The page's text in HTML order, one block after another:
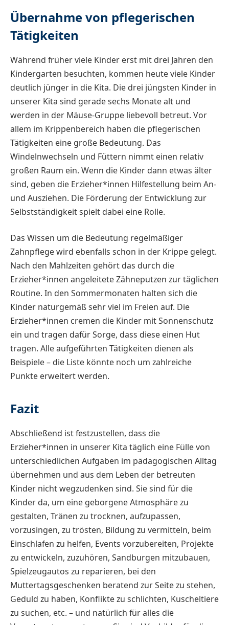
Übernahme von pflegerischen
Tätigkeiten
Während früher viele Kinder erst mit drei Jahren den
Kindergarten besuchten, kommen heute viele Kinder
deutlich jünger in die Kita. Die drei jüngsten Kinder in
unserer Kita sind gerade sechs Monate alt und
werden in der Mäuse-Gruppe liebevoll betreut. Vor
allem im Krippenbereich haben die pflegerischen
Tätigkeiten eine große Bedeutung. Das
Windelnwechseln und Füttern nimmt einen relativ
großen Raum ein. Wenn die Kinder dann etwas älter
sind, geben die Erzieher*innen Hilfestellung beim An-
und Ausziehen. Die Förderung der Entwicklung zur
Selbstständigkeit spielt dabei eine Rolle.
Das Wissen um die Bedeutung regelmäßiger
Zahnpflege wird ebenfalls schon in der Krippe gelegt.
Nach den Mahlzeiten gehört das durch die
Erzieher*innen angeleitete Zähneputzen zur täglichen
Routine. In den Sommermonaten halten sich die
Kinder naturgemäß sehr viel im Freien auf. Die
Erzieher*innen cremen die Kinder mit Sonnenschutz
ein und tragen dafür Sorge, dass diese einen Hut
tragen. Alle aufgeführten Tätigkeiten dienen als
Beispiele – die Liste könnte noch um zahlreiche
Punkte erweitert werden.
Fazit
Abschließend ist festzustellen, dass die
Erzieher*innen in unserer Kita täglich eine Fülle von
unterschiedlichen Aufgaben im pädagogischen Alltag
übernehmen und aus dem Leben der betreuten
Kinder nicht wegzudenken sind. Sie sind für die
Kinder da, um eine geborgene Atmosphäre zu
gestalten, Tränen zu trocknen, aufzupassen,
vorzusingen, zu trösten, Bildung zu vermitteln, beim
Einschlafen zu helfen, Events vorzubereiten, Projekte
zu entwickeln, zuzuhören, Sandburgen mitzubauen,
Spielzeugautos zu reparieren, bei den
Muttertagsgeschenken beratend zur Seite zu stehen,
Geduld zu haben, Konflikte zu schlichten, Kuscheltiere
zu suchen, etc. – und natürlich für alles die